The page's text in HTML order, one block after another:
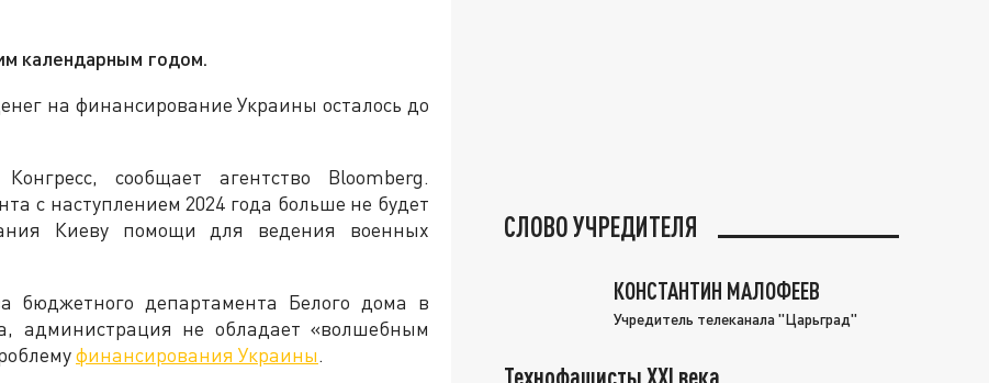
календарным годом.
на финансирование Украины осталось до
сообщает агентство Bloomberg.
с наступлением 2024 года больше не будет
Киеву помощи для ведения военных
бюджетного департамента Белого дома в
администрация не обладает «волшебным
финансирования Украины.
СЛОВО УЧРЕДИТЕЛЯ
КОНСТАНТИН МАЛОФЕЕВ
Учредитель телеканала "Царьград"
Технофашисты XXI века